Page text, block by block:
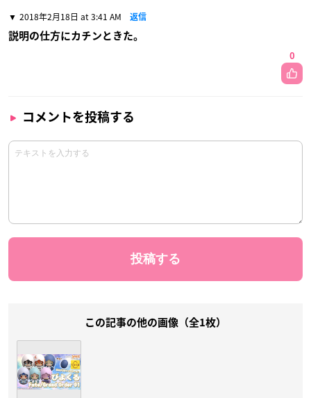
2018年2月18日 at 3:41 AM 返信
説明の仕方にカチンときた。
0
コメントを投稿する
この記事の他の画像（全1枚）